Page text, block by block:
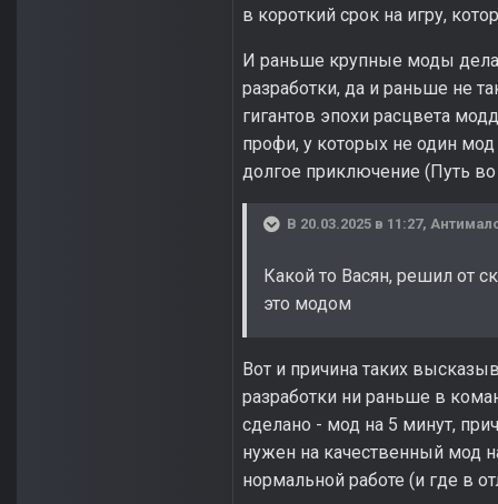
в короткий срок на игру,
И раньше крупные моды
разработки, да и раньше не
гигантов эпохи расцвета
профи, у которых не один мод
долгое приключение (Путь
В 20.03.2025 в 11:27,
Какой то Васян, решил от
это модом
Вот и причина таких
разработки ни раньше в
сделано - мод на 5 минут,
нужен на качественный мод
нормальной работе (и где в